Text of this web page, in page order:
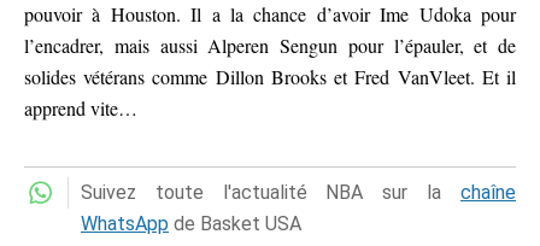
pouvoir à Houston. Il a la chance d’avoir Ime Udoka pour
l’encadrer, mais aussi Alperen Sengun pour l’épauler, et de
solides vétérans comme Dillon Brooks et Fred VanVleet. Et il
apprend vite…
Suivez toute l'actualité NBA sur la chaîne
WhatsApp de Basket USA